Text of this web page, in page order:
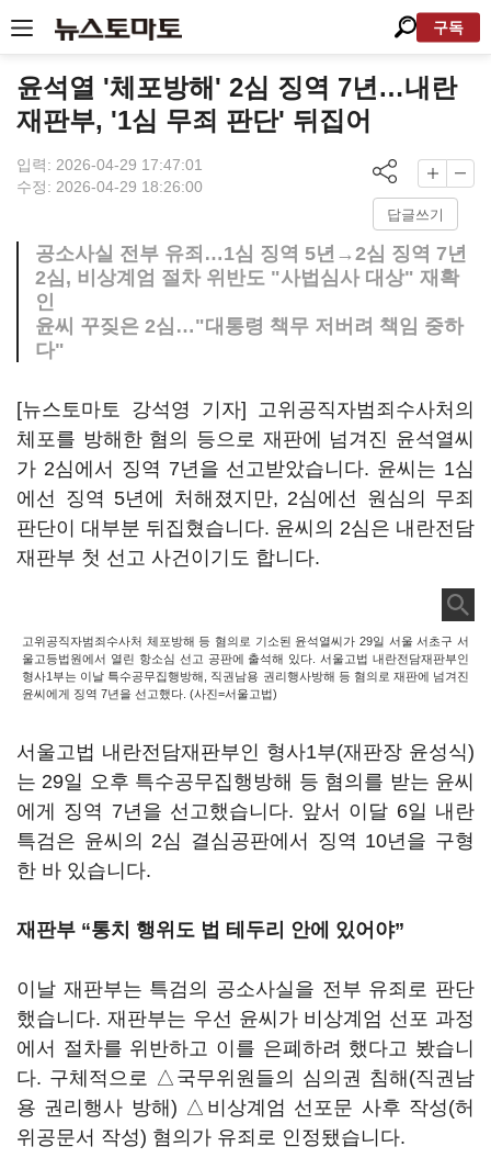
구독
윤석열 '체포방해' 2심 징역 7년…내란
재판부, '1심 무죄 판단' 뒤집어
입력: 2026-04-29 17:47:01
수정: 2026-04-29 18:26:00
답글쓰기
공소사실 전부 유죄…1심 징역 5년→2심 징역 7년
2심, 비상계엄 절차 위반도 "사법심사 대상" 재확
인
윤씨 꾸짖은 2심…"대통령 책무 저버려 책임 중하
다"
[뉴스토마토 강석영 기자] 고위공직자범죄수사처의
체포를 방해한 혐의 등으로 재판에 넘겨진 윤석열씨
가 2심에서 징역 7년을 선고받았습니다. 윤씨는 1심
에선 징역 5년에 처해졌지만, 2심에선 원심의 무죄
판단이 대부분 뒤집혔습니다. 윤씨의 2심은 내란전담
재판부 첫 선고 사건이기도 합니다.
고위공직자범죄수사처 체포방해 등 혐의로 기소된 윤석열씨가 29일 서울 서초구 서
울고등법원에서 열린 항소심 선고 공판에 출석해 있다. 서울고법 내란전담재판부인
형사1부는 이날 특수공무집행방해, 직권남용 권리행사방해 등 혐의로 재판에 넘겨진
윤씨에게 징역 7년을 선고했다. (사진=서울고법)
서울고법 내란전담재판부인 형사1부(재판장 윤성식)
는 29일 오후 특수공무집행방해 등 혐의를 받는 윤씨
에게 징역 7년을 선고했습니다. 앞서 이달 6일 내란
특검은 윤씨의 2심 결심공판에서 징역 10년을 구형
한 바 있습니다.
재판부 “통치 행위도 법 테두리 안에 있어야”
이날 재판부는 특검의 공소사실을 전부 유죄로 판단
했습니다. 재판부는 우선 윤씨가 비상계엄 선포 과정
에서 절차를 위반하고 이를 은폐하려 했다고 봤습니
다. 구체적으로 △국무위원들의 심의권 침해(직권남
용 권리행사 방해) △비상계엄 선포문 사후 작성(허
위공문서 작성) 혐의가 유죄로 인정됐습니다.